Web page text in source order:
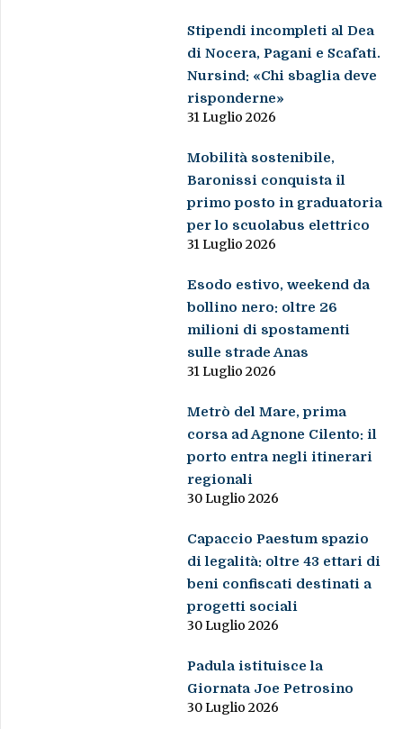
Stipendi incompleti al Dea
di Nocera, Pagani e Scafati.
Nursind: «Chi sbaglia deve
risponderne»
31 Luglio 2026
Mobilità sostenibile,
Baronissi conquista il
primo posto in graduatoria
per lo scuolabus elettrico
31 Luglio 2026
Esodo estivo, weekend da
bollino nero: oltre 26
milioni di spostamenti
sulle strade Anas
31 Luglio 2026
Metrò del Mare, prima
corsa ad Agnone Cilento: il
porto entra negli itinerari
regionali
30 Luglio 2026
Capaccio Paestum spazio
di legalità: oltre 43 ettari di
beni confiscati destinati a
progetti sociali
30 Luglio 2026
Padula istituisce la
Giornata Joe Petrosino
30 Luglio 2026